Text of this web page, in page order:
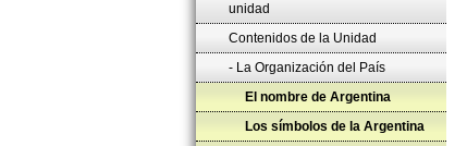
unidad
Contenidos de la Unidad
- La Organización del País
El nombre de Argentina
Los símbolos de la Argentina